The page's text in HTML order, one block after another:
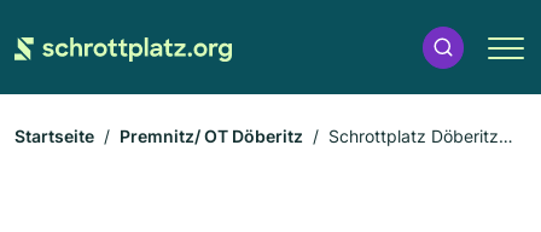
Startseite Premnitz/ OT Döberitz
Schrottplatz Döberitz